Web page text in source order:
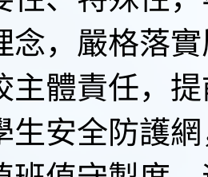
念，嚴格落
主體責任，
生安全防護